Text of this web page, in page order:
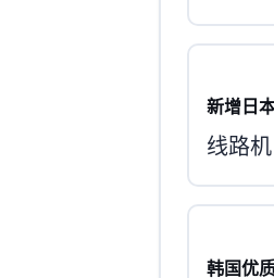
新增日
sakura线路机
韩国优